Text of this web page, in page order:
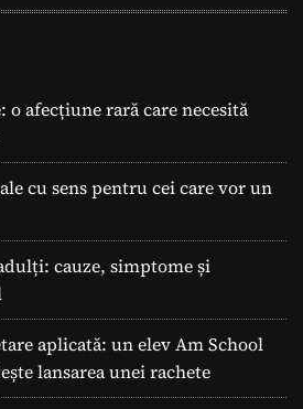
o afecțiune rară care necesită
cu sens pentru cei care vor un
cauze, simptome și
aplicată: un elev Am School
lansarea unei rachete